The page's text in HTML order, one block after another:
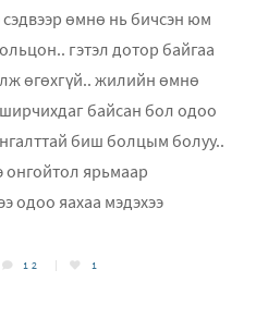
өмнө нь бичсэн юм
гэтэл дотор байгаа
өгөхгүй.. жилийн өмнө
байсан бол одоо
биш болцым болуу..
онгойтол ярьмаар
одоо яахаа мэдэхээ
12 1